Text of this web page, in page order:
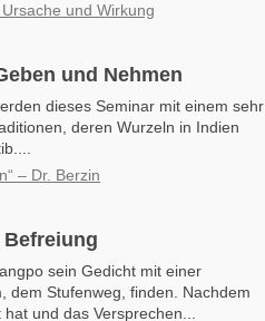
und Wirkung
und Nehmen
dieses Seminar mit einem sehr
deren Wurzeln in Indien
– Dr. Berzin
sein Gedicht mit einer
dem Stufenweg, finden. Nachdem
und das Versprechen...